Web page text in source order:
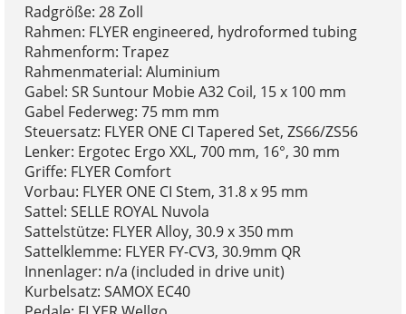
Radgröße: 28 Zoll
Rahmen: FLYER engineered, hydroformed tubing
Rahmenform: Trapez
Rahmenmaterial: Aluminium
Gabel: SR Suntour Mobie A32 Coil, 15 x 100 mm
Gabel Federweg: 75 mm mm
Steuersatz: FLYER ONE CI Tapered Set, ZS66/ZS56
Lenker: Ergotec Ergo XXL, 700 mm, 16°, 30 mm
Griffe: FLYER Comfort
Vorbau: FLYER ONE CI Stem, 31.8 x 95 mm
Sattel: SELLE ROYAL Nuvola
Sattelstütze: FLYER Alloy, 30.9 x 350 mm
Sattelklemme: FLYER FY-CV3, 30.9mm QR
Innenlager: n/a (included in drive unit)
Kurbelsatz: SAMOX EC40